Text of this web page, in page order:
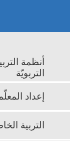
أنظمة
التربويّة
إعداد
التربية